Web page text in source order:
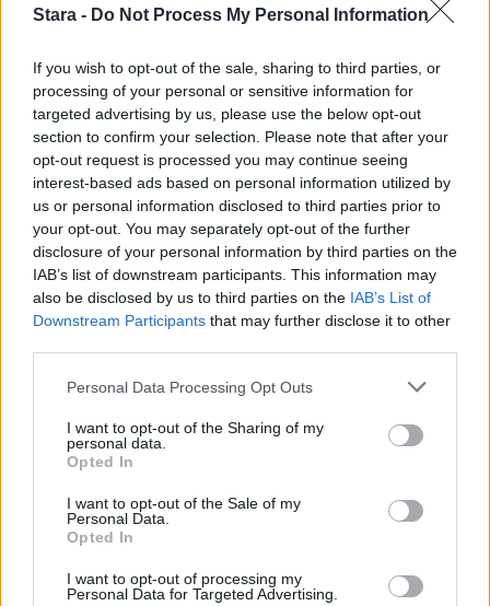
Stara - Do Not Process My Personal Information
If you wish to opt-out of the sale, sharing to third parties, or
processing of your personal or sensitive information for
targeted advertising by us, please use the below opt-out
section to confirm your selection. Please note that after your
opt-out request is processed you may continue seeing
interest-based ads based on personal information utilized by
us or personal information disclosed to third parties prior to
your opt-out. You may separately opt-out of the further
disclosure of your personal information by third parties on the
IAB’s list of downstream participants. This information may
also be disclosed by us to third parties on the IAB’s List of
Downstream Participants that may further disclose it to other
Personal Data Processing Opt Outs
I want to opt-out of the Sharing of my
personal data.
Opted In
I want to opt-out of the Sale of my
Personal Data.
Opted In
I want to opt-out of processing my
Personal Data for Targeted Advertising.
akneaan: ”Älä anna tuon paskan
estää!”
Lifestyle Viihdeuutiset
1.1.2018, 9:30
Julkkiskaunottarien
kauneussalaisuudet yhdellä